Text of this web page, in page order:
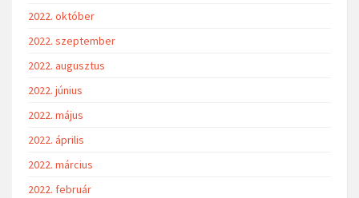
2022. október
2022. szeptember
2022. augusztus
2022. június
2022. május
2022. április
2022. március
2022. február